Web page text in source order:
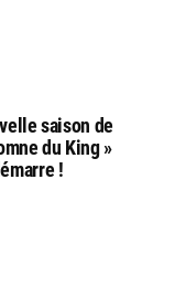
saison de
du King »
!